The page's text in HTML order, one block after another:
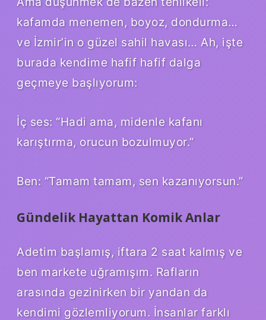
kafamda menemen, boyoz, dondurma…
ve İzmir’in o güzel sahil havası… Ah, işte
burada kendime hafif hafif dalga
geçmeye başlıyorum:
İç ses: “Hadi ama, midenle kafanı
karıştırma, orucun bozulmuyor.”
Ben: “Tamam tamam, sen kazanıyorsun.”
Gündelik Hayattan Komik Anlar
Adetim başlamış, iftara 2 saat kalmış ve
ben markete uğramışım. Rafların
arasında gezinirken bir yandan da
kendimi gözlemliyorum. İnsanlar farklı